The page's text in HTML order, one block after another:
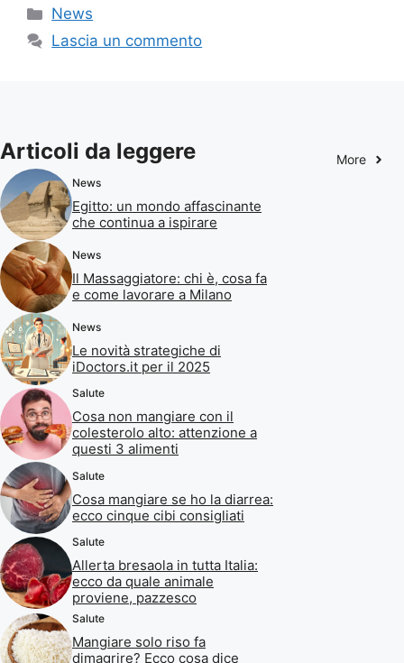
Categorie
News
Lascia un commento
Articoli da leggere More
News
Egitto: un mondo affascinante
che continua a ispirare
News
Il Massaggiatore: chi è, cosa fa
e come lavorare a Milano
News
Le novità strategiche di
iDoctors.it per il 2025
Salute
Cosa non mangiare con il
colesterolo alto: attenzione a
questi 3 alimenti
Salute
Cosa mangiare se ho la diarrea:
ecco cinque cibi consigliati
Salute
Allerta bresaola in tutta Italia:
ecco da quale animale
proviene, pazzesco
Salute
Mangiare solo riso fa
dimagrire? Ecco cosa dice